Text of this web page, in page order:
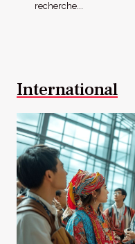
recherche...
International